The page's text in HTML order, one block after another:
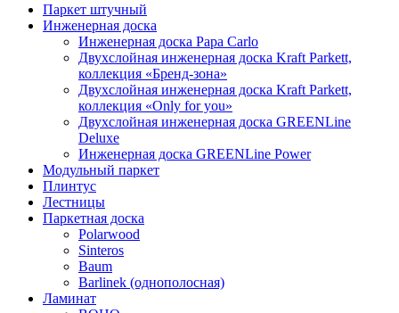
Паркет штучный
Инженерная доска
Инженерная доска Papa Carlo
Двухслойная инженерная доска Kraft Parkett,
коллекция «Бренд-зона»
Двухслойная инженерная доска Kraft Parkett,
коллекция «Only for you»
Двухслойная инженерная доска GREENLine
Deluxe
Инженерная доска GREENLine Power
Модульный паркет
Плинтус
Лестницы
Паркетная доска
Polarwood
Sinteros
Baum
Barlinek (однополосная)
Ламинат